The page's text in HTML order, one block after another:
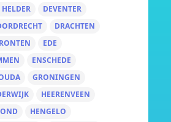
DEVENTER
DRACHTEN
EDE
ENSCHEDE
GRONINGEN
HEERENVEEN
HENGELO